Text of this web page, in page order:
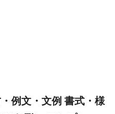
例文・文例 書式・様